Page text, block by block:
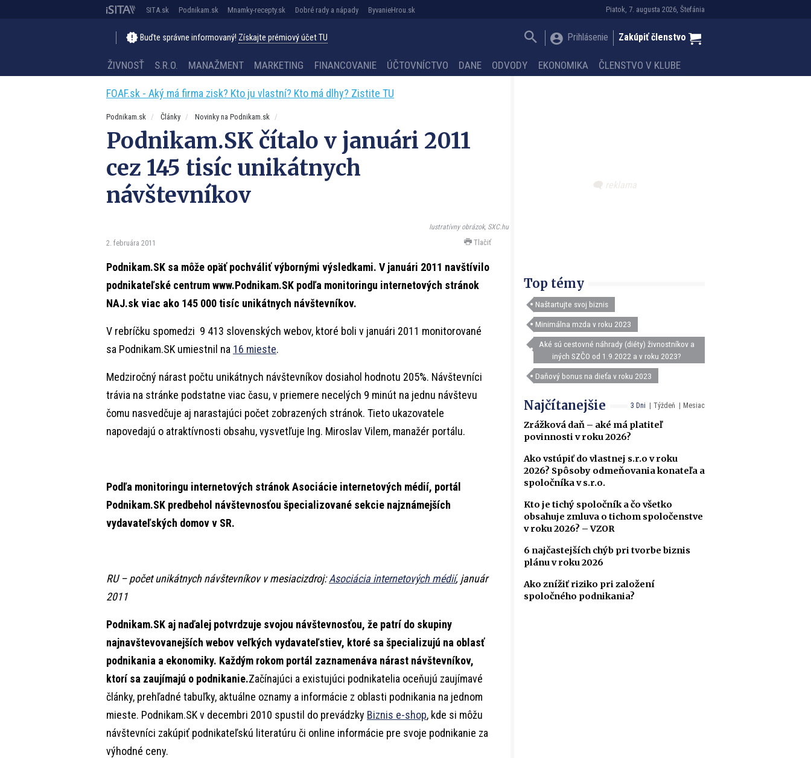
Piatok, 7. augusta 2026, Štefánia
SITA.sk Podnikam.sk Mnamky-recepty.sk Dobré rady a nápady ByvanieHrou.sk
Buďte správne informovaný! Získajte prémiový účet TU Prihlásenie Zakúpiť členstvo
ŽIVNOSŤ S.R.O. MANAŽMENT MARKETING FINANCOVANIE ÚČTOVNÍCTVO DANE ODVODY EKONOMIKA ČLENSTVO V KLUBE
FOAF.sk - Aký má firma zisk? Kto ju vlastní? Kto má dlhy? Zistite TU
Podnikam.sk Články Novinky na Podnikam.sk
Podnikam.SK čítalo v januári 2011
cez 145 tisíc unikátnych
návštevníkov
Iustratívny obrázok, SXC.hu
2. februára 2011 Tlačiť
Podnikam.SK sa môže opäť pochváliť výbornými výsledkami. V januári 2011 navštívilo
podnikateľské centrum www.Podnikam.SK podľa monitoringu internetových stránok
NAJ.sk viac ako 145 000 tisíc unikátnych návštevníkov.
V rebríčku spomedzi 9 413 slovenských webov, ktoré boli v januári 2011 monitorované
sa Podnikam.SK umiestnil na 16 mieste.
Medziročný nárast počtu unikátnych návštevníkov dosiahol hodnotu 205%. Návštevníci
trávia na stránke podstatne viac času, v priemere necelých 9 minút na jednu návštevu
čomu nasvedčuje aj narastajúci počet zobrazených stránok. Tieto ukazovatele
napovedajú o atraktívnosti obsahu, vysvetľuje Ing. Miroslav Vilem, manažér portálu.
Podľa monitoringu internetových stránok Asociácie internetových médií, portál
Podnikam.SK predbehol návštevnosťou špecializované sekcie najznámejších
vydavateľských domov v SR.
RU – počet unikátnych návštevníkov v mesiacizdroj:Asociácia internetových médií, január
2011
Podnikam.SK aj naďalej potvrdzuje svojou návštevnosťou, že patrí do skupiny
najnavštevovanejších webov veľkých vydavateľstiev, ktoré sa špecializujú na oblasť
podnikania a ekonomiky. Každým rokom portál zaznamenáva nárast návštevníkov,
ktorí sa zaujímajú o podnikanie.Začínajúci a existujúci podnikatelia oceňujú zaujímavé
články, prehľadné tabuľky, aktuálne oznamy a informácie z oblasti podnikania na jednom
mieste. Podnikam.SK v decembri 2010 spustil do prevádzky Biznis e-shop, kde si môžu
návštevníci zakúpiť podnikateľskú literatúru či online informácie pre svoje podnikanie za
výhodné ceny.
Top témy
Naštartujte svoj biznis
Minimálna mzda v roku 2023
Aké sú cestovné náhrady (diéty) živnostníkov a
iných SZČO od 1.9.2022 a v roku 2023?
Daňový bonus na dieťa v roku 2023
3 Dni Týždeň Mesiac
Najčítanejšie
Zrážková daň – aké má platiteľ
povinnosti v roku 2026?
Ako vstúpiť do vlastnej s.r.o v roku
2026? Spôsoby odmeňovania konateľa a
spoločníka v s.r.o.
Kto je tichý spoločník a čo všetko
obsahuje zmluva o tichom spoločenstve
v roku 2026? – VZOR
6 najčastejších chýb pri tvorbe biznis
plánu v roku 2026
Ako znížiť riziko pri založení
spoločného podnikania?